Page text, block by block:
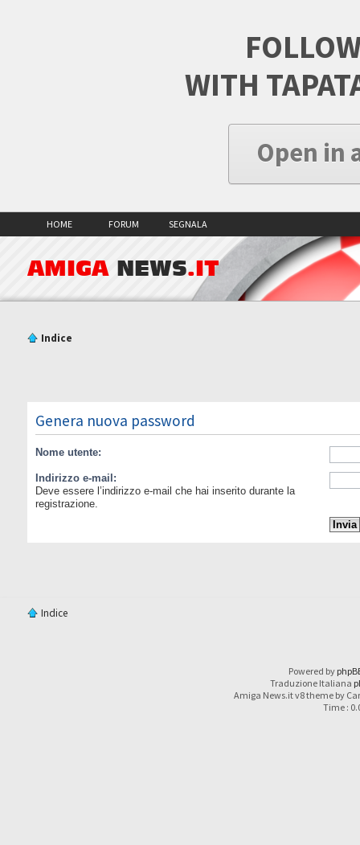
WITH
Open in
HOME FORUM SEGNALA
AMIGA NEWS.IT
Indice
Genera nuova password
Nome utente:
Indirizzo e-mail:
Deve essere l’indirizzo e-mail che hai inserito durante la
registrazione.
Indice
Powered by
Traduzione Italiana
Amiga News.it v8 theme by
Time :